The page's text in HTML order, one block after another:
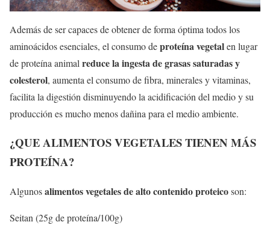
Además de ser capaces de obtener de forma óptima todos los
aminoácidos esenciales, el consumo deproteína vegetalen lugar
de proteína animal reduce la ingesta de grasas saturadas y
colesterol, aumenta el consumo de fibra, minerales y vitaminas,
facilita la digestión disminuyendo la acidificación del medio y su
producción es mucho menos dañina para el medio ambiente.
¿QUE ALIMENTOS VEGETALES TIENEN MÁS
PROTEÍNA?
Algunosalimentos vegetales de alto contenido proteicoson:
Seitan (25g de proteína/100g)